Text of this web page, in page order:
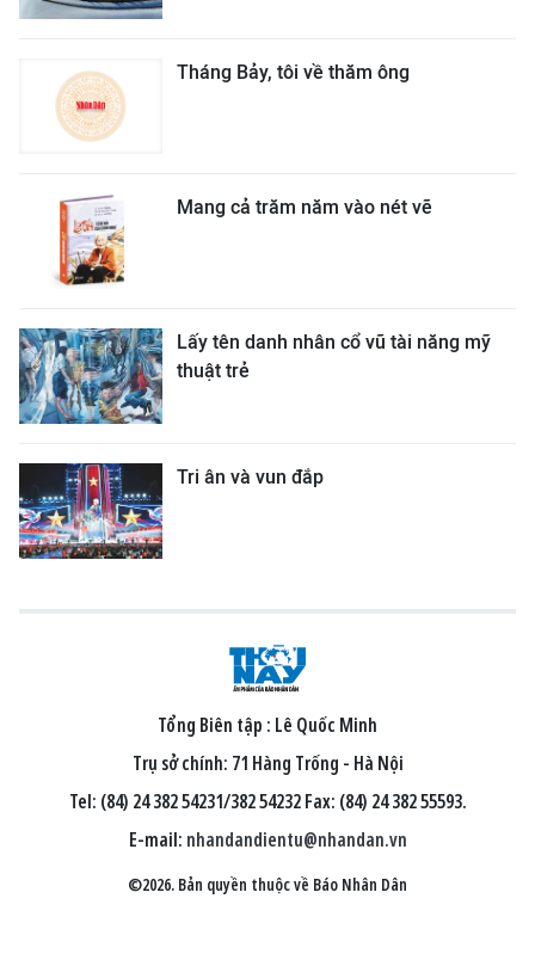
Tháng Bảy, tôi về thăm ông
Mang cả trăm năm vào nét vẽ
Lấy tên danh nhân cổ vũ tài năng mỹ
thuật trẻ
Tri ân và vun đắp
Tổng Biên tập : Lê Quốc Minh
Trụ sở chính: 71 Hàng Trống - Hà Nội
Tel: (84) 24 382 54231/382 54232 Fax: (84) 24 382 55593.
E-mail: nhandandientu@nhandan.vn
©2026. Bản quyền thuộc về Báo Nhân Dân